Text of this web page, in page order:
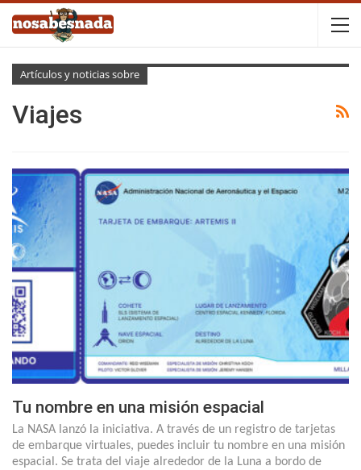
Artículos y noticias sobre
Viajes
Tu nombre en una misión espacial
La NASA lanzó la iniciativa. A través de un registro de tarjetas
de embarque virtuales, puedes incluir tu nombre en una misión
espacial. Se trata del viaje alrededor de la Luna a bordo de